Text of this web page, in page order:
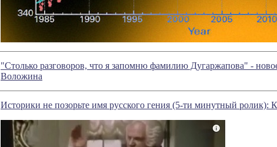
"Столько разговоров, что я запомню фамилию Дугаржапова" -
Воложина
Историки не позорьте имя русского гения (5-ти минутный ролик):